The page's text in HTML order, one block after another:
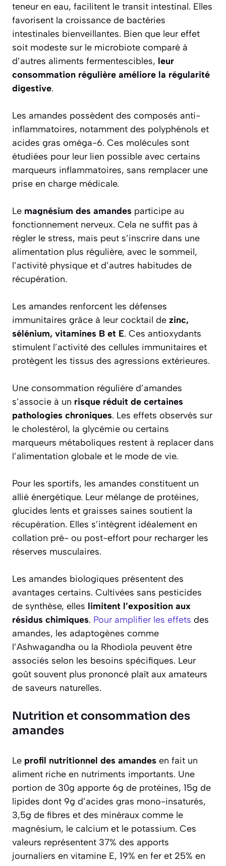
teneur en eau, facilitent le transit intestinal. Elles
favorisent la croissance de bactéries
intestinales bienveillantes. Bien que leur effet
soit modeste sur le microbiote comparé à
d’autres aliments fermentescibles, leur
consommation régulière améliore la régularité
digestive.
Les amandes possèdent des composés anti-
inflammatoires, notamment des polyphénols et
acides gras oméga-6. Ces molécules sont
étudiées pour leur lien possible avec certains
marqueurs inflammatoires, sans remplacer une
prise en charge médicale.
Le magnésium des amandes participe au
fonctionnement nerveux. Cela ne suffit pas à
régler le stress, mais peut s’inscrire dans une
alimentation plus régulière, avec le sommeil,
l’activité physique et d’autres habitudes de
récupération.
Les amandes renforcent les défenses
immunitaires grâce à leur cocktail de zinc,
sélénium, vitamines B et E. Ces antioxydants
stimulent l’activité des cellules immunitaires et
protègent les tissus des agressions extérieures.
Une consommation régulière d’amandes
s’associe à un risque réduit de certaines
pathologies chroniques. Les effets observés sur
le cholestérol, la glycémie ou certains
marqueurs métaboliques restent à replacer dans
l’alimentation globale et le mode de vie.
Pour les sportifs, les amandes constituent un
allié énergétique. Leur mélange de protéines,
glucides lents et graisses saines soutient la
récupération. Elles s’intègrent idéalement en
collation pré- ou post-effort pour recharger les
réserves musculaires.
Les amandes biologiques présentent des
avantages certains. Cultivées sans pesticides
de synthèse, elles limitent l’exposition aux
résidus chimiques. Pour amplifier les effets des
amandes, les adaptogènes comme
l’Ashwagandha ou la Rhodiola peuvent être
associés selon les besoins spécifiques. Leur
goût souvent plus prononcé plaît aux amateurs
de saveurs naturelles.
Nutrition et consommation des
amandes
Le profil nutritionnel des amandes en fait un
aliment riche en nutriments importants. Une
portion de 30g apporte 6g de protéines, 15g de
lipides dont 9g d’acides gras mono-insaturés,
3,5g de fibres et des minéraux comme le
magnésium, le calcium et le potassium. Ces
valeurs représentent 37% des apports
journaliers en vitamine E, 19% en fer et 25% en